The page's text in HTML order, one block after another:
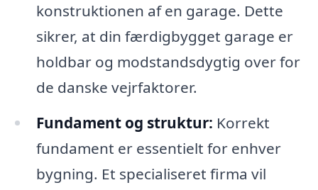
konstruktionen af en garage. Dette
sikrer, at din færdigbygget garage er
holdbar og modstandsdygtig over for
de danske vejrfaktorer.
Fundament og struktur: Korrekt
fundament er essentielt for enhver
bygning. Et specialiseret firma vil